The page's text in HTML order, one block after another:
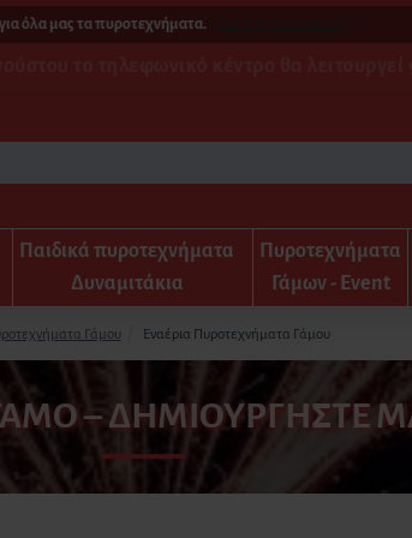
μας τα πυροτεχνήματα.[ Δείτε τη διαδικασία ]
Παιδικά πυροτεχνήματα
Δυναμιτάκια
Πυροτεχνήματα
Γάμων - Event
Γάμου Εναέρια Πυροτεχνήματα Γάμου
– ΔΗΜΙΟΥΡΓΉΣΤΕ